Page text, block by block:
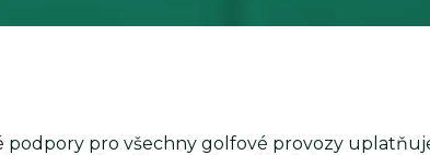
pro všechny golfové provozy